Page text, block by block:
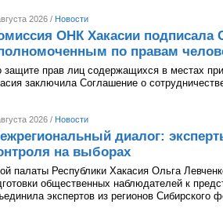
2026 / Новости
ОНК Хакасии подписала
по правам
защите прав лиц содержащихся в местах
заключила Соглашение о
2026 / Новости
диалог:
на выборах
палаты Республики Хакасия Ольга
общественных наблюдателей к
экспертов из регионов Сибирского